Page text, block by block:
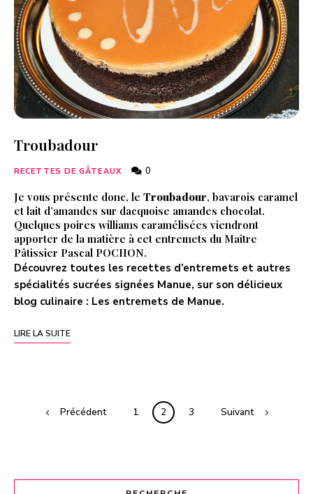
Troubadour
RECETTES DE GÂTEAUX 0
Je vous présente donc, le Troubadour, bavarois caramel
et lait d’amandes sur dacquoise amandes chocolat.
Quelques poires williams caramélisées viendront
apporter de la matière à cet entremets du Maître
Pâtissier Pascal POCHON.
Découvrez toutes les recettes d’entremets et autres
spécialités sucrées signées Manue, sur son délicieux
blog culinaire : Les entremets de Manue.
LIRE LA SUITE
Précédent 1 2 3 Suivant